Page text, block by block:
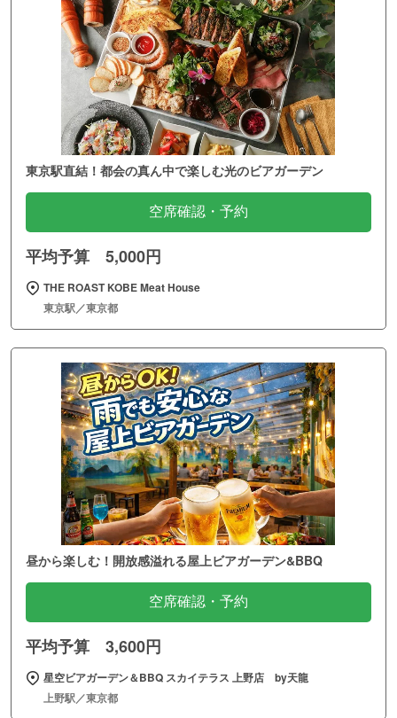
東京駅直結！都会の真ん中で楽しむ光のビアガーデン
空席確認・予約
平均予算 5,000円
THE ROAST KOBE Meat House
東京駅／東京都
昼から楽しむ！開放感溢れる屋上ビアガーデン&BBQ
空席確認・予約
平均予算 3,600円
星空ビアガーデン＆BBQ スカイテラス 上野店 by天龍
上野駅／東京都